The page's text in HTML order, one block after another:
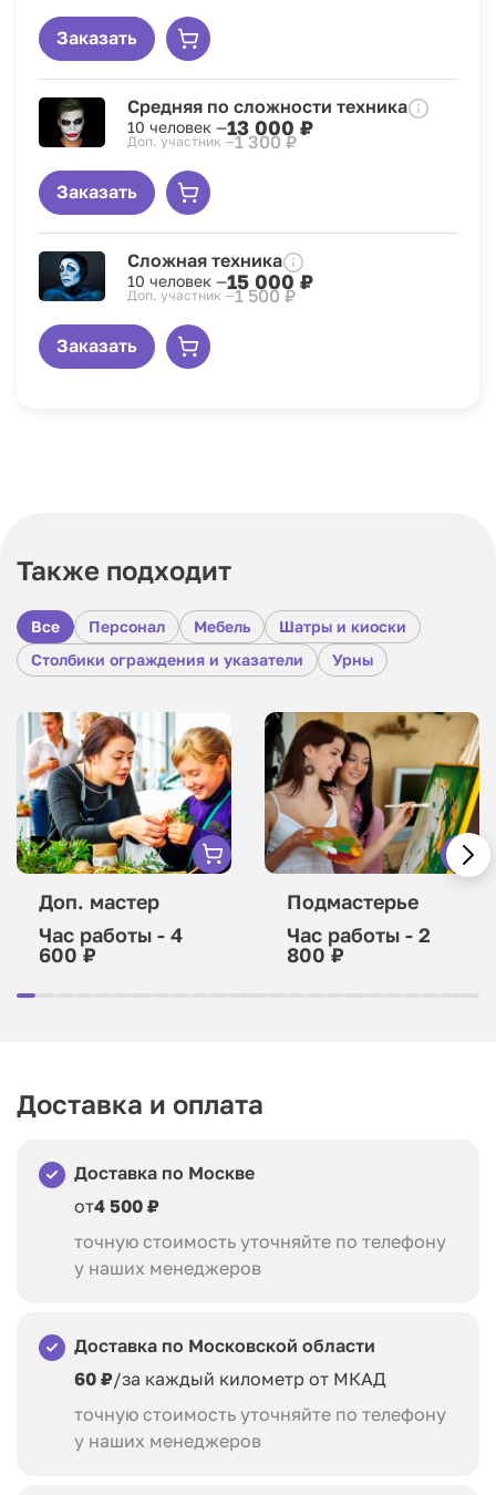
Заказать
Средняя по сложности техника
10 человек —13 000 ₽
Доп. участник —1 300 ₽
Заказать
Сложная техника
10 человек —15 000 ₽
Доп. участник —1 500 ₽
Заказать
Также подходит
Все Персонал Мебель
Шатры и киоски
Столбики ограждения и указатели
Урны
Доп. мастер
Час работы - 4
600 ₽
Подмастерье
Час работы - 2
800 ₽
Доставка и оплата
Доставка по Москве
от4 500 ₽
точную стоимость уточняйте по телефону
у наших менеджеров
Доставка по Московской области
60 ₽/за каждый километр от МКАД
точную стоимость уточняйте по телефону
у наших менеджеров